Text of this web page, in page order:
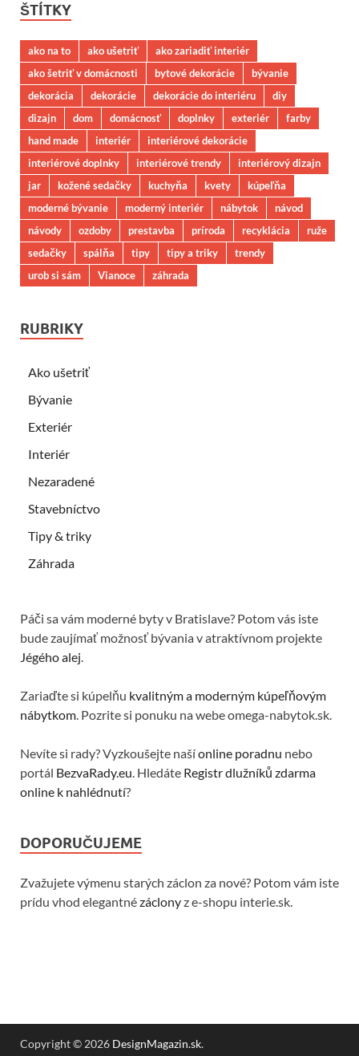
ŠTÍTKY
ako na to ako ušetriť
ako zariadiť interiér
ako šetriť v domácnosti
bytové dekorácie
bývanie
dekorácia
dekorácie dekorácie do interiéru
diy
dizajn
dom domácnosť doplnky exteriér
farby
hand made
interiér
interiérové dekorácie
interiérové doplnky
interiérové trendy
interiérový dizajn
jar
kožené sedačky kuchyňa kvety
kúpeľňa
moderné bývanie
moderný interiér nábytok
návod
návody
ozdoby prestavba príroda recyklácia
ruže
sedačky
spálňa tipy tipy a triky
trendy
urob si sám
Vianoce záhrada
RUBRIKY
Ako ušetriť
Bývanie
Exteriér
Interiér
Nezaradené
Stavebníctvo
Tipy & triky
Záhrada
Páči sa vám moderné byty v Bratislave? Potom vás iste
bude zaujímať možnosť bývania v atraktívnom projekte
Jégého alej
Zariaďte si kúpelňu kvalitným a moderným kúpeľňovým
nábytkom . Pozrite si ponuku na webe omega-nabytok.sk.
Nevíte si rady? Vyzkoušejte našíonline poradnu nebo
portál BezvaRady.eu . Hledáte Registr dlužníků zdarma
online k nahlédnutí?
DOPORUČUJEME
Zvažujete výmenu starých záclon za nové? Potom vám iste
prídu vhod elegantnézáclonyz e-shopu interie.sk.
Copyright © 2026 DesignMagazin.sk.